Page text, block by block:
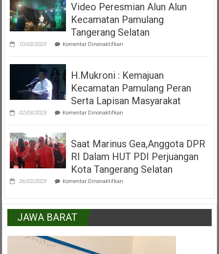
Maena
Acara
Misa
Inkulturasi
IKKSU
Pamulang
Video Peresmian Alun Alun
Kecamatan Pamulang
Tangerang Selatan
10/03/2023 Komentar Dinonaktifkanpada
Peresmian
Alun
Kecamatan
Pamulang
Tangerang
Selatan
H.Mukroni : Kemajuan
Kecamatan Pamulang Peran
Serta Lapisan Masyarakat
02/03/2023 Komentar Dinonaktifkanpada
:
Kecamatan
Pamulang
Peran
Lapisan
Masyarakat
Saat Marinus Gea,Anggota DPR
RI Dalam HUT PDI Perjuangan
Kota Tangerang Selatan
26/02/2023 Komentar Dinonaktifkanpada
Gea,Anggota
DPR
Dalam
JAWA BARAT